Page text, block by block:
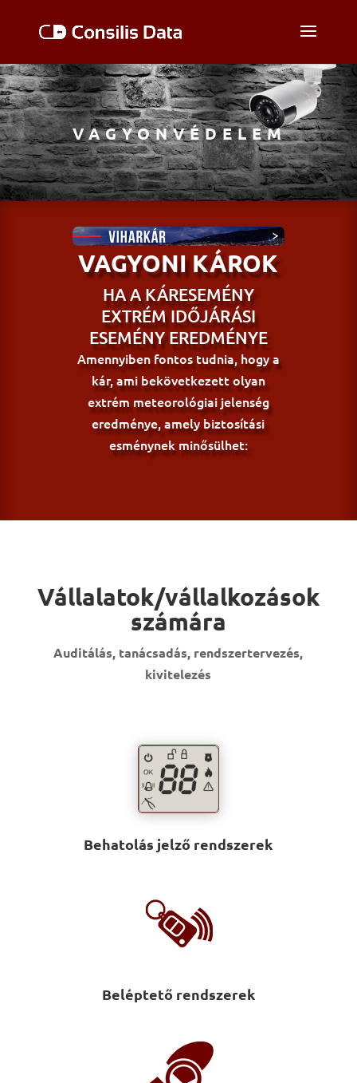
VAGYONVÉDELEM
VAGYONI KÁROK
HA A KÁRESEMÉNY
EXTRÉM IDŐJÁRÁSI
ESEMÉNY EREDMÉNYE
Amennyiben fontos tudnia, hogy a
kár, ami bekövetkezett olyan
extrém meteorológiai jelenség
eredménye, amely biztosítási
esménynek minősülhet:
Vállalatok/vállalkozások
számára
Auditálás, tanácsadás, rendszertervezés,
kivitelezés
Behatolás jelző rendszerek
Beléptető rendszerek